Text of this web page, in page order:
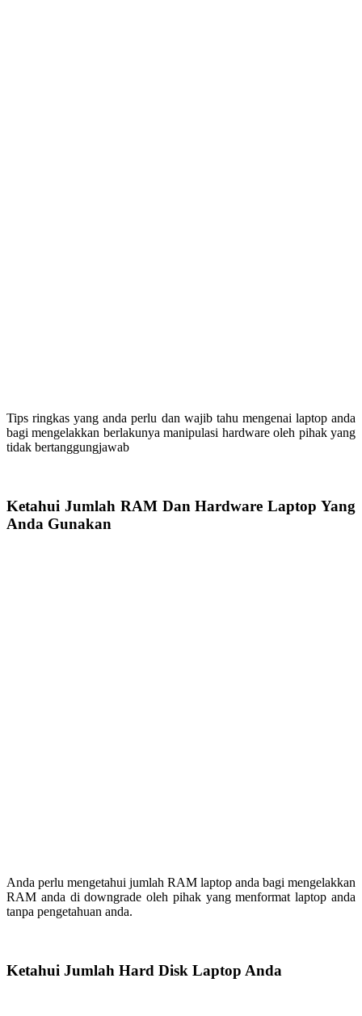
Tips ringkas yang anda perlu dan wajib tahu mengenai laptop anda
bagi mengelakkan berlakunya manipulasi hardware oleh pihak yang
tidak bertanggungjawab
Ketahui Jumlah RAM Dan Hardware Laptop Yang
Anda Gunakan
Anda perlu mengetahui jumlah RAM laptop anda bagi mengelakkan
RAM anda di downgrade oleh pihak yang menformat laptop anda
tanpa pengetahuan anda.
Ketahui Jumlah Hard Disk Laptop Anda